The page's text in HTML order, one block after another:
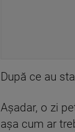
După ce au
Aşadar, o zi
aşa cum ar